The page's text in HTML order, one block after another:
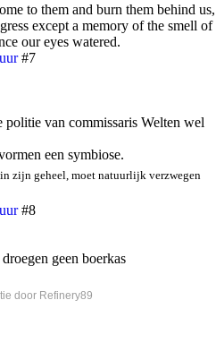
to them and burn them behind us,
except a memory of the smell of
our eyes watered.
#7
politie van commissaris Welten wel
een symbiose.
zijn geheel, moet natuurlijk verzwegen
#8
geen boerkas
door Refinery89